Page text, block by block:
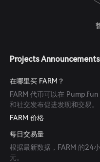
Projects Announcements
在哪里买 FARM？
FARM 代币可以在
和社交发布促进发现和交易。
FARM 价格
每日交易量
根据最新数据，FARM 的24
元。